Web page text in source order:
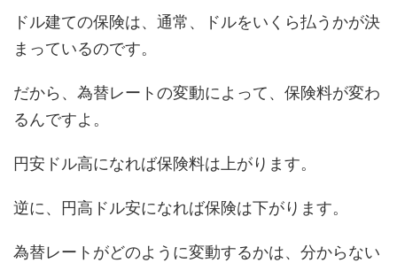
ドル建ての保険は、通常、ドルをいくら払うかが決
まっているのです。
だから、為替レートの変動によって、保険料が変わ
るんですよ。
円安ドル高になれば保険料は上がります。
逆に、円高ドル安になれば保険は下がります。
為替レートがどのように変動するかは、分からない